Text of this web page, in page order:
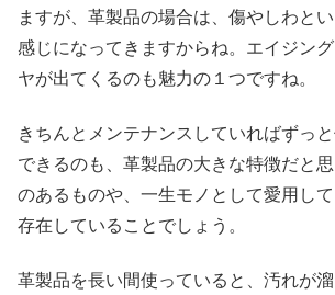
ますが、革製品の場合は、傷やしわと
感じになってきますからね。エイジン
ヤが出てくるのも魅力の１つですね。
きちんとメンテナンスしていればずっ
できるのも、革製品の大きな特徴だと
のあるものや、一生モノとして愛用し
存在していることでしょう。
革製品を長い間使っていると、汚れが